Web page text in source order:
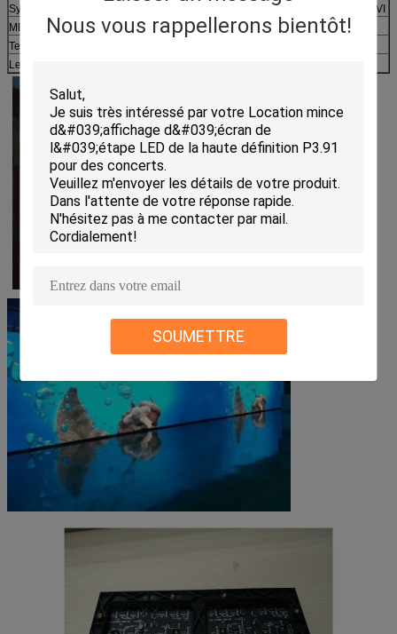
Nous vous rappellerons bientôt!
SOUMETTRE
Système de contrôle
Vidéo card+control card+fiber de PCTV+DVI
MBTF
>5000 heures
Temps de la vie
Le taux